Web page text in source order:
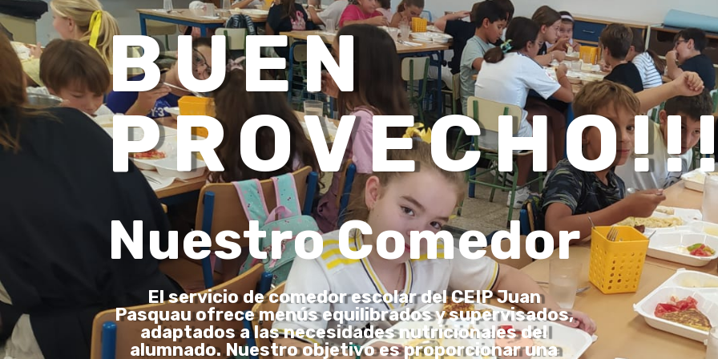
BUEN
Nuestro Comedor
El servicio de comedor escolar del CEIP Juan
Pasquau ofrece menús equilibrados y supervisados,
adaptados a las necesidades nutricionales del
alumnado. Nuestro objetivo es proporcionar una